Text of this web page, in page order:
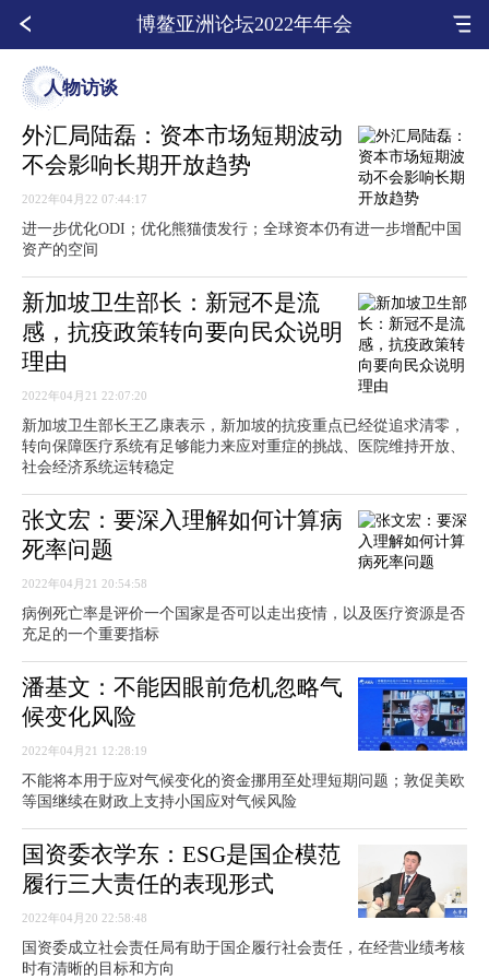
博鳌亚洲论坛2022年年会
人物访谈
外汇局陆磊：资本市场短期波动
不会影响长期开放趋势
2022年04月22 07:44:17
进一步优化ODI；优化熊猫债发行；全球资本仍有进一步增配中国
资产的空间
新加坡卫生部长：新冠不是流
感，抗疫政策转向要向民众说明
理由
2022年04月21 22:07:20
新加坡卫生部长王乙康表示，新加坡的抗疫重点已经從追求清零，
转向保障医疗系统有足够能力来应对重症的挑战、医院维持开放、
社会经济系统运转稳定
张文宏：要深入理解如何计算病
死率问题
2022年04月21 20:54:58
病例死亡率是评价一个国家是否可以走出疫情，以及医疗资源是否
充足的一个重要指标
潘基文：不能因眼前危机忽略气
候变化风险
2022年04月21 12:28:19
不能将本用于应对气候变化的资金挪用至处理短期问题；敦促美欧
等国继续在财政上支持小国应对气候风险
国资委衣学东：ESG是国企模范
履行三大责任的表现形式
2022年04月20 22:58:48
国资委成立社会责任局有助于国企履行社会责任，在经营业绩考核
时有清晰的目标和方向